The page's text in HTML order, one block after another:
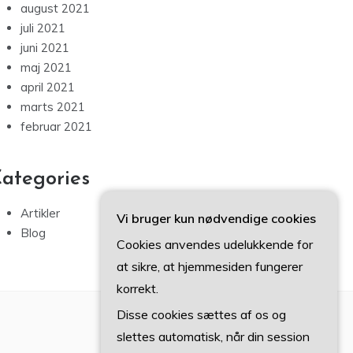
august 2021
juli 2021
juni 2021
maj 2021
april 2021
marts 2021
februar 2021
Artikler
Blog
Vi bruger kun nødvendige cookies
Cookies anvendes udelukkende for
at sikre, at hjemmesiden fungerer
korrekt.
Disse cookies sættes af os og
slettes automatisk, når din session